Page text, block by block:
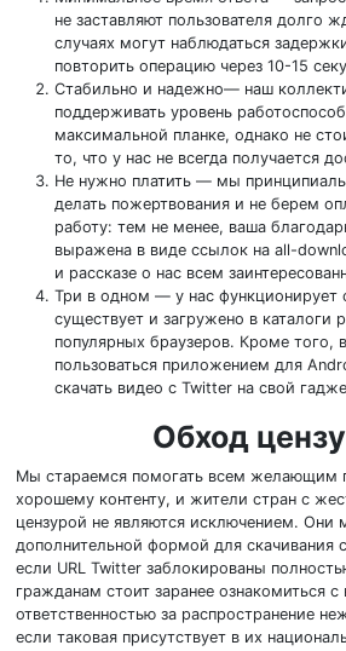
не заставляют пользователя долго
случаях могут наблюдаться
повторить операцию через 10-15
Стабильно и надежно— наш
поддерживать уровень
максимальной планке, однако не
то, что у нас не всегда получается
Не нужно платить — мы
делать пожертвования и не берем
работу: тем не менее, ваша
выражена в виде ссылок на all-
и рассказе о нас всем
Три в одном — у нас функционирует
существует и загружено в каталоги
популярных браузеров. Кроме того,
пользоваться приложением для
скачать видео с Twitter на свой
Обход
Мы стараемся помогать всем желающим
хорошему контенту, и жители стран с
цензурой не являются исключением. Они
дополнительной формой для скачивания
если URL Twitter заблокированы
гражданам стоит заранее ознакомиться
ответственностью за распространение
если таковая присутствует в их